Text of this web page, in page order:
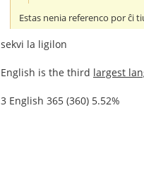
Estas nenia referenco por ĉi
sekvi la ligilon
English is the third largest
3 English 365 (360) 5.52%